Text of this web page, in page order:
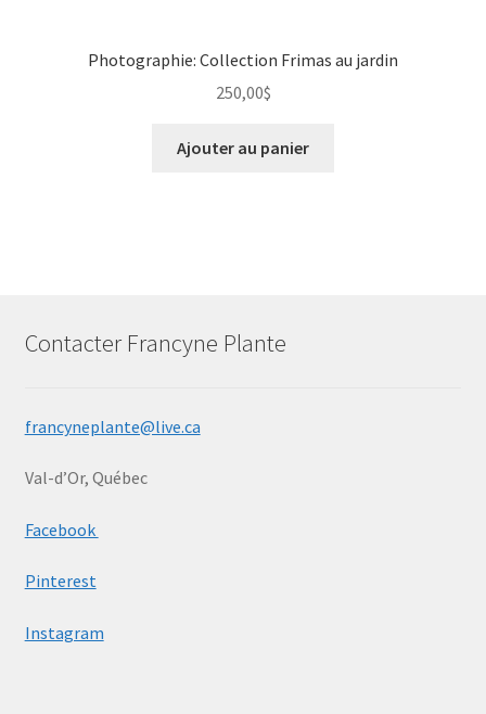
Photographie: Collection Frimas au jardin
250,00$
Ajouter au panier
Contacter Francyne Plante
francyneplante@live.ca
Val-d’Or, Québec
Facebook
Pinterest
Instagram